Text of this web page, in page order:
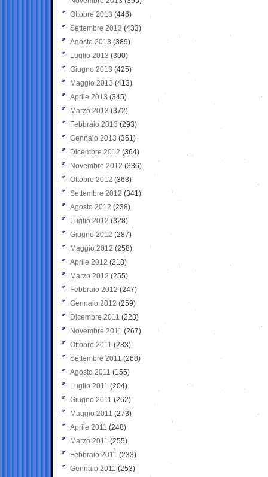
Ottobre 2013 (446)
Settembre 2013 (433)
Agosto 2013 (389)
Luglio 2013 (390)
Giugno 2013 (425)
Maggio 2013 (413)
Aprile 2013 (345)
Marzo 2013 (372)
Febbraio 2013 (293)
Gennaio 2013 (361)
Dicembre 2012 (364)
Novembre 2012 (336)
Ottobre 2012 (363)
Settembre 2012 (341)
Agosto 2012 (238)
Luglio 2012 (328)
Giugno 2012 (287)
Maggio 2012 (258)
Aprile 2012 (218)
Marzo 2012 (255)
Febbraio 2012 (247)
Gennaio 2012 (259)
Dicembre 2011 (223)
Novembre 2011 (267)
Ottobre 2011 (283)
Settembre 2011 (268)
Agosto 2011 (155)
Luglio 2011 (204)
Giugno 2011 (262)
Maggio 2011 (273)
Aprile 2011 (248)
Marzo 2011 (255)
Febbraio 2011 (233)
Gennaio 2011 (253)